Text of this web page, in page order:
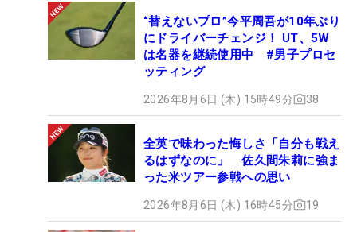
“替えないプロ”今平周吾が10年ぶり
にドライバーチェンジ！ UT、5W
は名器を継続使用中 #男子プロセ
ッティング
2026年8月6日 (木) 15時49分 38
全英で味わった悔しさ「自分も戦え
るはずなのに」 佐久間朱莉に強ま
った米ツアー参戦への思い
2026年8月6日 (木) 16時45分 19